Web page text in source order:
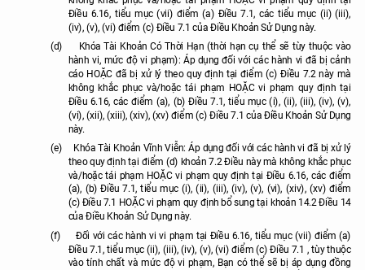
Điều 6.16, tiểu mục (vii) điểm (a) Điều 7.1, các tiểu mục (ii) (iii),
(iv), (v), (vi) điểm (c) Điều 7.1 của Điều Khoản Sử Dụng này.
(d)
Khóa Tài Khoản Có Thời Hạn (thời hạn cụ thể sẽ tùy thuộc vào
hành vi, mức độ vi phạm): Áp dụng đối với các hành vi đã bị cảnh
cáo HOẶC đã bị xử lý theo quy định tại điểm (c) Điều 7.2 này mà
không khắc phục và/hoặc tái phạm HOẶC vi phạm quy định tại
Điều 6.16, các điểm (a), (b) Điều 7.1, tiểu mục (i), (ii), (iii), (iv), (v),
(vi), (xii), (xiii), (xiv), (xv) điểm (c) Điều 7.1 của Điều Khoản Sử Dụng
này.
(e)
Khóa Tài Khoản Vĩnh Viễn: Áp dụng đối với các hành vi đã bị xử lý
theo quy định tại điểm (d) khoản 7.2 Điều này mà không khắc phục
và/hoặc tái phạm HOẶC vi phạm quy định tại Điều 6.16, các điểm
(a), (b) Điều 7.1, tiểu mục (i), (ii), (iii), (iv), (v), (vi), (xiv), (xv) điểm
(c) Điều 7.1 HOẶC vi phạm quy định bổ sung tại khoản 14.2 Điều 14
của Điều Khoản Sử Dụng này.
(f)
Đối với các hành vi vi phạm tại Điều 6.16, tiểu mục (vii) điểm (a)
Điều 7.1, tiểu mục (ii), (iii), (iv), (v), (vi) điểm (c) Điều 7.1 , tùy thuộc
vào tính chất và mức độ vi phạm, Bạn có thể sẽ bị áp dụng đồng